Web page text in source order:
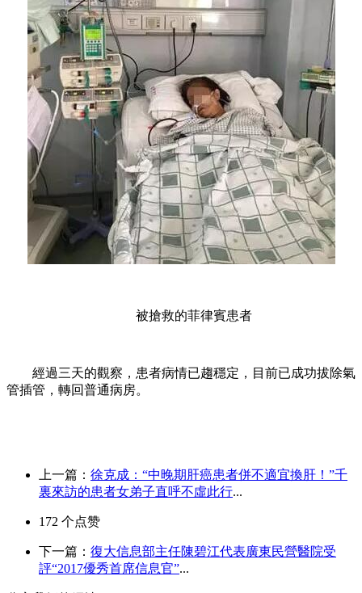
被搶救的菲律賓患者
經過三天的觀察，患者病情已趨穩定，目前已成功拔除氣
管插管，轉回普通病房。
上一篇： 徐克成：“中晚期肝癌患者併不適宜換肝！”千
裏來訪的患者女弟子直呼不虛此行...
172 个点赞
下一篇： 復大信息部主任陳碧江代表廣東民營醫院受
評“2017優秀首席信息官”...